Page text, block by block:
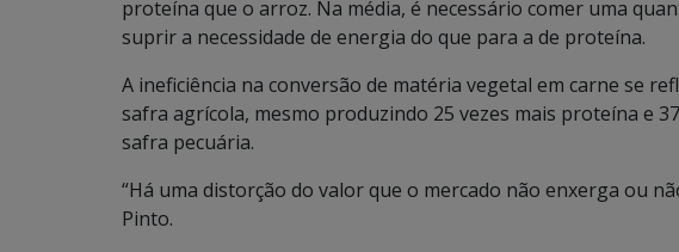
proteína que o arroz. Na média, é necessário comer uma
suprir a necessidade de energia do que para a de proteína.
A ineficiência na conversão de matéria vegetal em carne se
safra agrícola, mesmo produzindo 25 vezes mais proteína e
safra pecuária.
“Há uma distorção do valor que o mercado não enxerga ou
Pinto.